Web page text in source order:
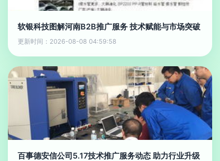
软银科技图解河南B2B推广服务 技术赋能与市场突破
更新时间：2026-08-08 04:59:58
百事德安信公司5.17技术推广服务动态 助力行业升级